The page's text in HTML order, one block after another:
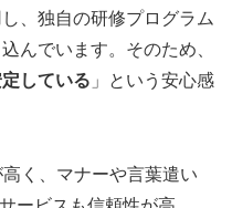
、独自の研修プログラム
んでいます。そのため、
している 」という安心感
く、マナーや言葉遣い